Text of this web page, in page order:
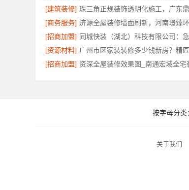
[建筑装修]
[商务服务]
[招商加盟]
[资源材料]
[招商加盟]
按字母分类
关于我们